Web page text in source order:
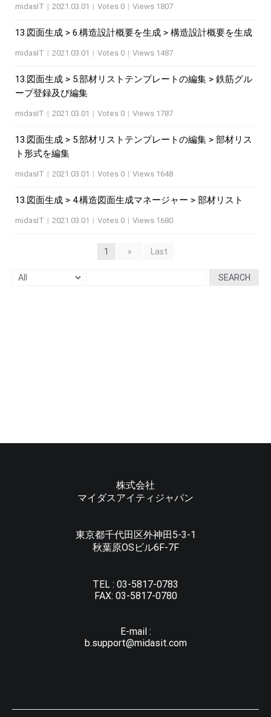
midasIT | 2021.03.01 | Votes 0 | Views 1807
13.図面生成 > 6.構造設計概要を生成 > 構造設計概要を生成
midasIT | 2021.03.01 | Votes 0 | Views 1487
13.図面生成 > 5.部材リストテンプレートの編集 > 鉄筋グル
ープ登録及び編集
midasIT | 2021.03.01 | Votes 0 | Views 1787
13.図面生成 > 5.部材リストテンプレートの編集 > 部材リス
ト形式を編集
midasIT | 2021.03.01 | Votes 0 | Views 1648
13.図面生成 > 4.構造図面生成マネージャー > 部材リスト
midasIT | 2021.03.01 | Votes 0 | Views 1680
1 » Last
SEARCH
株式会社
マイダスアイティジャパン
東京都千代田区外神田5-3-1
秋葉原OSビル6F-7F
TEL : 03-5817-0783
FAX: 03-5817-0780
E-mail :
b.support@midasit.com